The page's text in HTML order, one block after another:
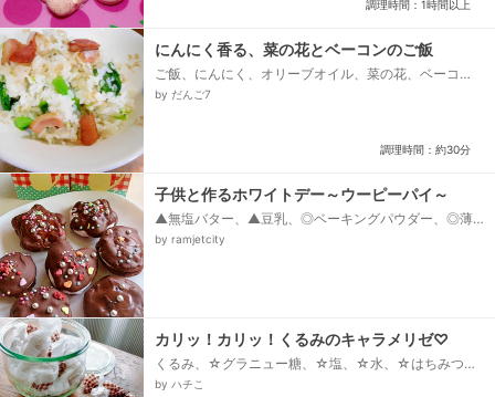
調理時間：1時間以上
にんにく香る、菜の花とベーコンのご飯
ご飯、にんにく、オリーブオイル、菜の花、ベーコ
ン、岩塩、黒コショウ、醤油
by だんご7
調理時間：約30分
子供と作るホワイトデー～ウーピーパイ～
▲無塩バター、▲豆乳、◎ベーキングパウダー、◎薄力
粉、◎純ココア、◎甜菜糖(砂糖)、板チョコレート、マ
by ramjetcity
カリッ！カリッ！くるみのキャラメリゼ♡
くるみ、☆グラニュー糖、☆塩、☆水、☆はちみつ、
バター
by ハチこ